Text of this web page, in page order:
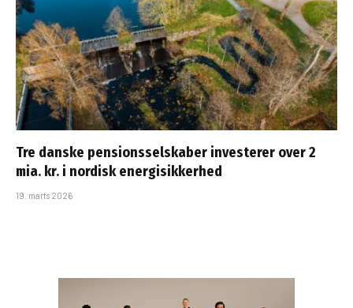
Tre danske pensionsselskaber investerer over 2
mia. kr. i nordisk energisikkerhed
19. marts 2026